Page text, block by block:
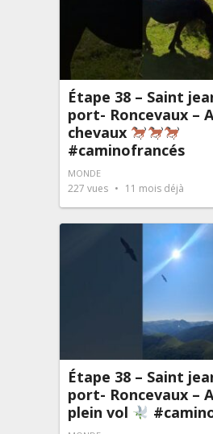
Étape 38 – Saint
port- Roncevaux –
chevaux
#caminofrancés
MONDE
227 vues 11 mois déjà
Étape 38 – Saint
port- Roncevaux –
plein vol